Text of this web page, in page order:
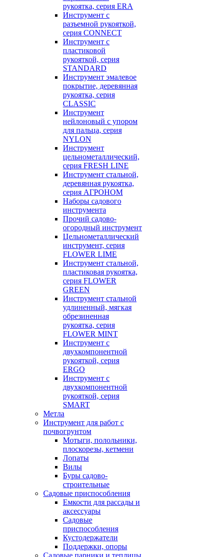
рукоятка, серия ERA
Инструмент с
разъемной рукояткой,
серия CONNECT
Инструмент с
пластиковой
рукояткой, серия
STANDARD
Инструмент эмалевое
покрытие, деревянная
рукоятка, серия
CLASSIC
Инструмент
нейлоновый с упором
для пальца, серия
NYLON
Инструмент
цельнометаллический,
серия FRESH LINE
Инструмент стальной,
деревянная рукоятка,
серия АГРОНОМ
Наборы садового
инструмента
Прочий садово-
огородный инструмент
Цельнометаллический
инструмент, серия
FLOWER LIME
Инструмент стальной,
пластиковая рукоятка,
серия FLOWER
GREEN
Инструмент стальной
удлиненный, мягкая
обрезиненная
рукоятка, серия
FLOWER MINT
Инструмент с
двухкомпонентной
рукояткой, серия
ERGO
Инструмент с
двухкомпонентной
рукояткой, серия
SMART
Метла
Инструмент для работ с
почвогрунтом
Мотыги, полольники,
плоскорезы, кетмени
Лопаты
Вилы
Буры садово-
строительные
Садовые приспособления
Емкости для рассады и
аксессуары
Садовые
приспособления
Кустодержатели
Поддержки, опоры
Садовые парники и теплицы